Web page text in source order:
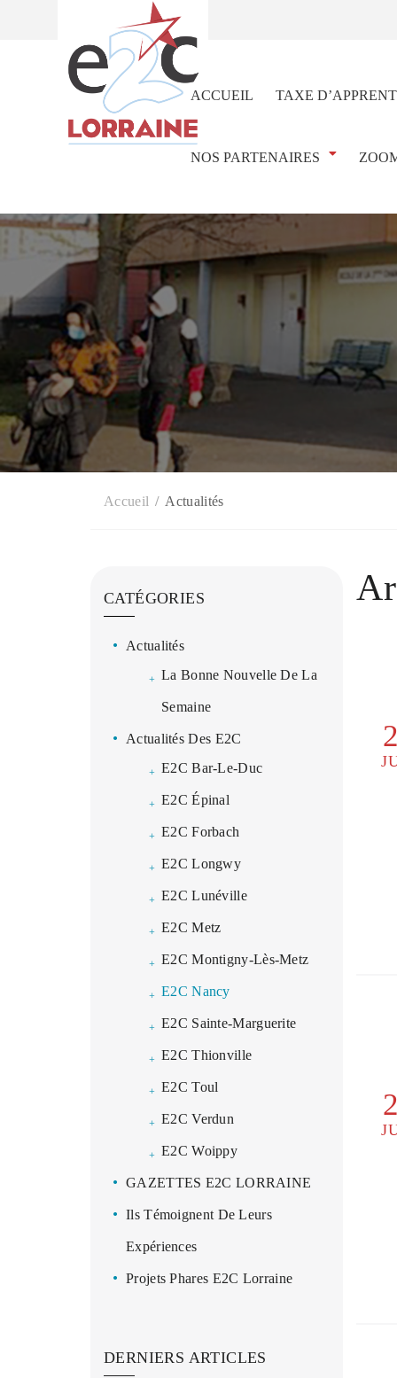
ACCUEIL TAXE
NOS PARTENAIRES
Accueil Actualités
CATÉGORIES
Actualités
La Bonne Nouvelle De La
Semaine
Actualités Des E2C
E2C Bar-Le-Duc
E2C Épinal
E2C Forbach
E2C Longwy
E2C Lunéville
E2C Metz
E2C Montigny-Lès-Metz
E2C Nancy
E2C Sainte-Marguerite
E2C Thionville
E2C Toul
E2C Verdun
E2C Woippy
GAZETTES E2C LORRAINE
Ils Témoignent De Leurs
Expériences
Projets Phares E2C Lorraine
DERNIERS ARTICLES